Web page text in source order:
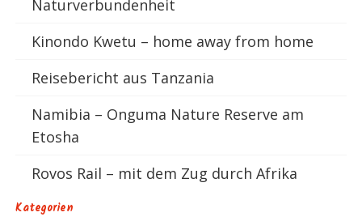
Naturverbundenheit
Kinondo Kwetu – home away from home
Reisebericht aus Tanzania
Namibia – Onguma Nature Reserve am
Etosha
Rovos Rail – mit dem Zug durch Afrika
Kategorien